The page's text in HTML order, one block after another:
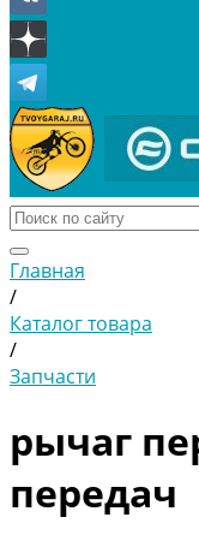
Главная
/
Каталог товара
/
Запчасти
рычаг
передач